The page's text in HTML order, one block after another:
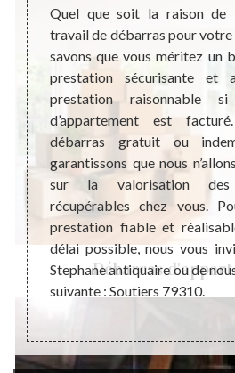
Débarras
de
à
à
nous
dans
aux
Quel que soit la raison de
travail de débarras pour votre
savons que vous méritez un
prestation sécurisante et
prestation raisonnable
d’appartement est
débarras gratuit ou
garantissons que nous
sur la valorisation
récupérables chez vous.
prestation fiable et
délai possible, nous vous
Stephane antiquaire ou de
suivante : Soutiers 79310.